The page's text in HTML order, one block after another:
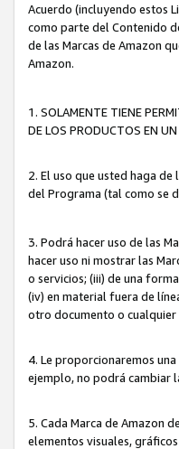
Acuerdo (incluyendo estos
como parte del Contenido
de las Marcas de Amazon
Amazon.
1. SOLAMENTE TIENE
DE LOS PRODUCTOS EN
2. El uso que usted haga
del Programa (tal como se
3. Podrá hacer uso de las
hacer uso ni mostrar las
o servicios; (iii) de una
(iv) en material fuera de
otro documento o
4. Le proporcionaremos
ejemplo, no podrá cambiar
5. Cada Marca de Amazon
elementos visuales,